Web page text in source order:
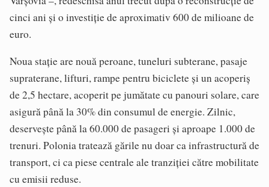
cinci ani și o investiție de aproximativ 600 de milioane de
euro.
Noua stație are nouă peroane, tuneluri subterane, pasaje
supraterane, lifturi, rampe pentru biciclete și un acoperiș
de 2,5 hectare, acoperit pe jumătate cu panouri solare, care
asigură până la 30% din consumul de energie. Zilnic,
deservește până la 60.000 de pasageri și aproape 1.000 de
trenuri. Polonia tratează gările nu doar ca infrastructură de
transport, ci ca piese centrale ale tranziției către mobilitate
cu emisii reduse.